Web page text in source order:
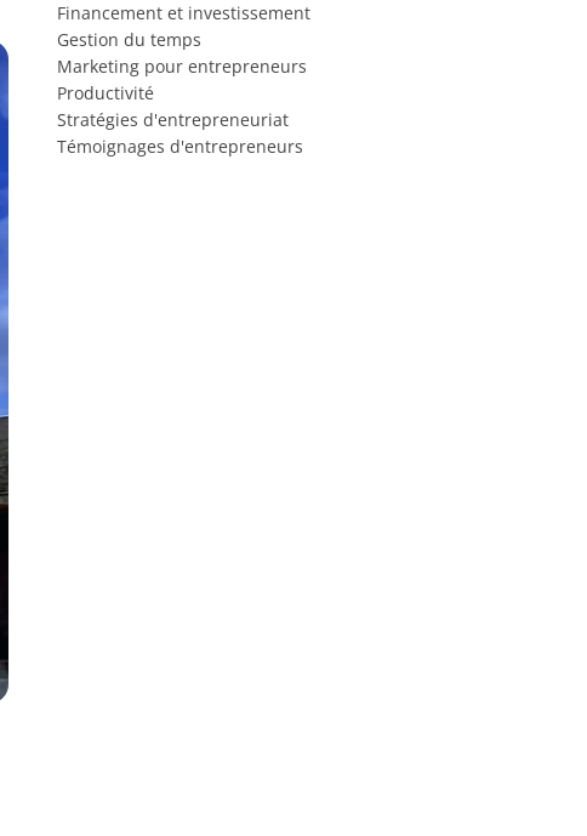
Financement et investissement
Gestion du temps
Marketing pour entrepreneurs
Productivité
Stratégies d'entrepreneuriat
Témoignages d'entrepreneurs